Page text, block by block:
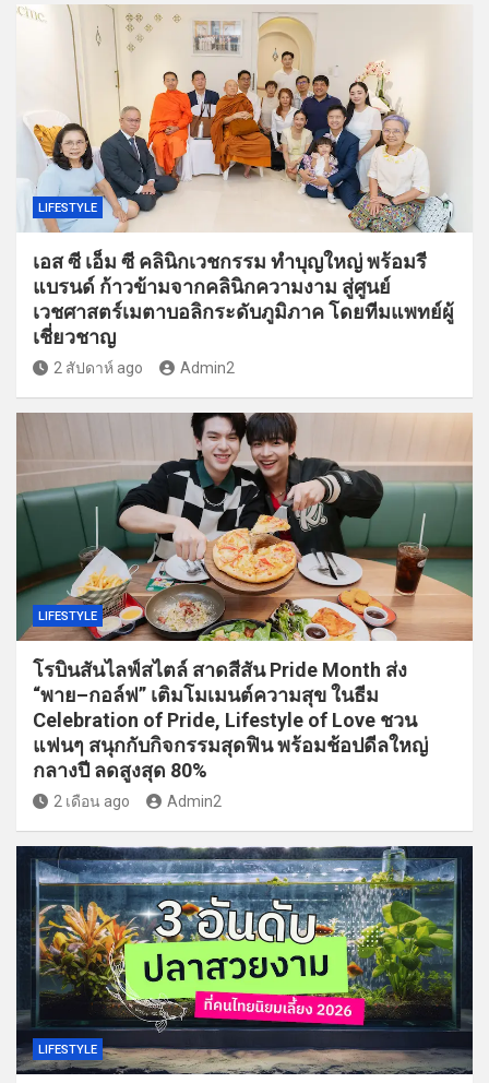
LIFESTYLE
เอส ซี เอ็ม ซี คลินิกเวชกรรม ทำบุญใหญ่ พร้อมรี
แบรนด์ ก้าวข้ามจากคลินิกความงาม สู่ศูนย์
เวชศาสตร์เมตาบอลิกระดับภูมิภาค โดยทีมแพทย์ผู้
เชี่ยวชาญ
2 สัปดาห์ ago Admin2
LIFESTYLE
โรบินสันไลฟ์สไตล์ สาดสีสัน Pride Month ส่ง
“พาย–กอล์ฟ” เติมโมเมนต์ความสุข ในธีม
Celebration of Pride, Lifestyle of Love ชวน
แฟนๆ สนุกกับกิจกรรมสุดฟิน พร้อมช้อปดีลใหญ่
กลางปี ลดสูงสุด 80%
2 เดือน ago Admin2
LIFESTYLE